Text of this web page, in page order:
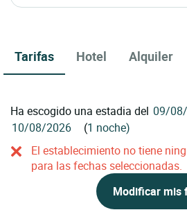
Tarifas Hotel Alquiler
Ha escogido una estadia del
(1 noche)
El establecimiento no tiene
para las fechas seleccionadas.
Modificar mis